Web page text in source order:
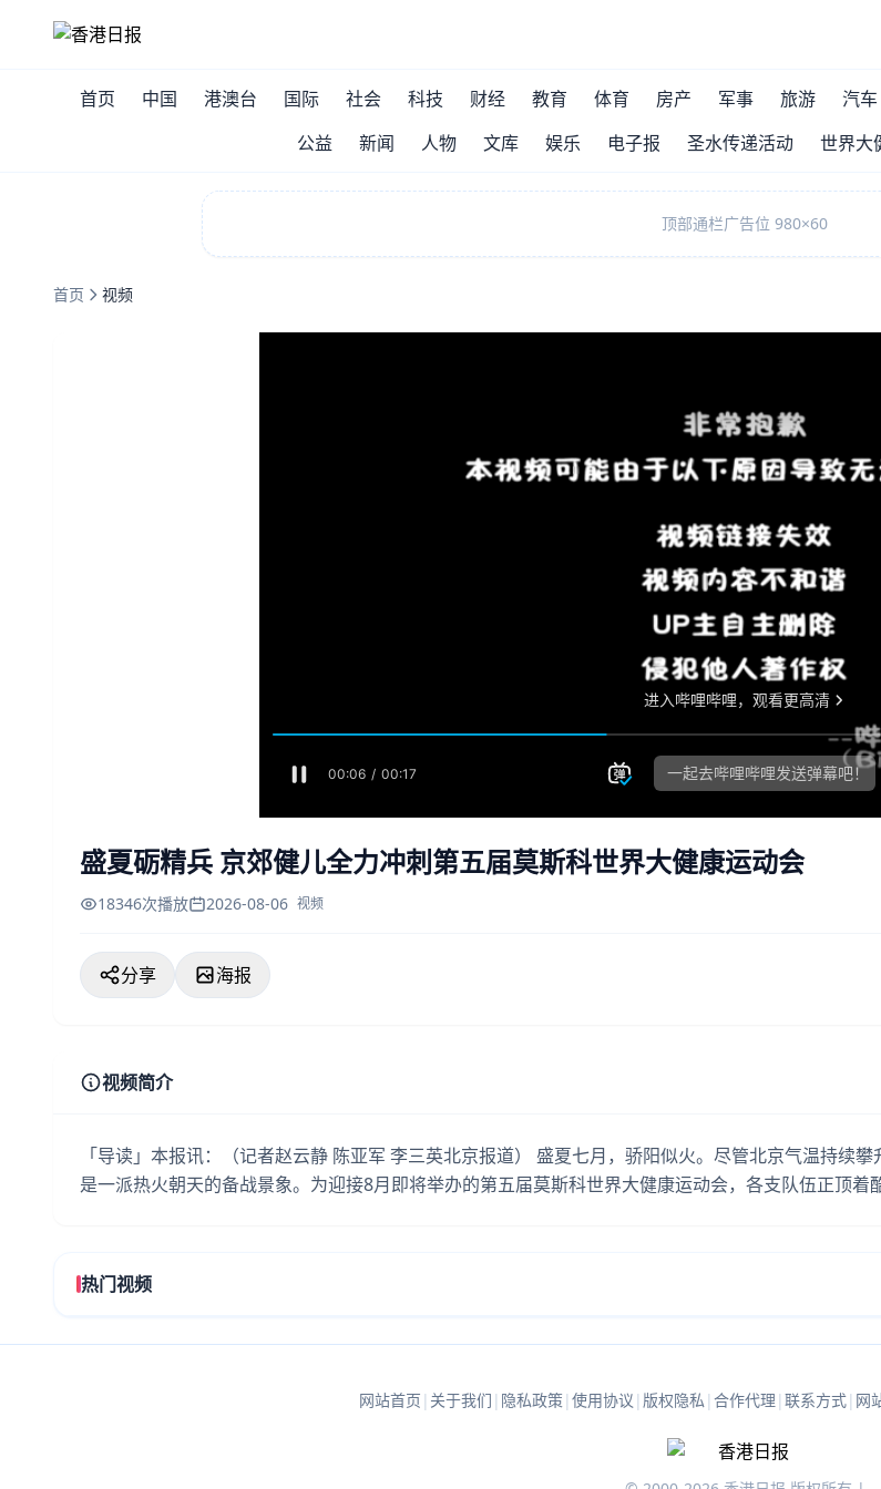
首页 中国 港澳台 国际 社会 科技 财经 教育 体育 房产 军事 旅游 汽车
公益
新闻 人物 文库 娱乐 电子报 圣水传递活动 世界大
顶部通栏广告位 980×60
首页 视频
盛夏砺精兵 京郊健儿全力冲刺第五届莫斯科世界大健康运动会
18346次播放 2026-08-06 视频
分享 海报
视频简介
「导读」本报讯：（记者赵云静 陈亚军 李三英北京报道） 盛夏七月，骄阳似火。尽管北京气温持续
是一派热火朝天的备战景象。为迎接8月即将举办的第五届莫斯科世界大健康运动会，各支队伍正顶着
热门视频
网站首页 | 关于我们 | 隐私政策| 使用协议 | 版权隐私 | 合作代理 | 联系方式| 网